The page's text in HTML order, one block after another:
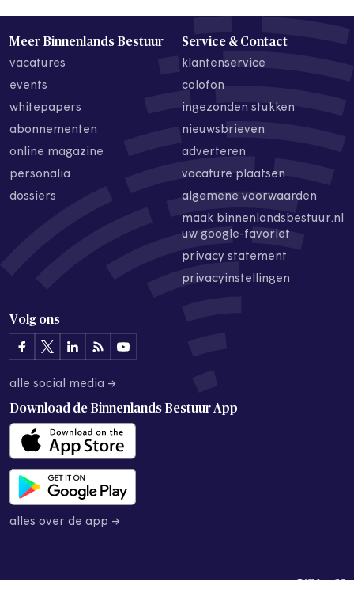
Meer Binnenlands Bestuur
vacatures
events
whitepapers
abonnementen
online magazine
personalia
dossiers
Service & Contact
klantenservice
colofon
ingezonden stukken
nieuwsbrieven
adverteren
vacature plaatsen
algemene voorwaarden
maak binnenlandsbestuur.nl
uw google-favoriet
privacy statement
privacyinstellingen
Volg ons
alle social media →
Download de Binnenlands Bestuur App
alles over de app →